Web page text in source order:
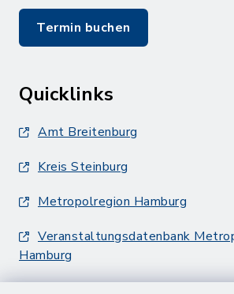
Termin buchen
Quicklinks
Amt Breitenburg
Kreis Steinburg
Metropolregion Hamburg
Veranstaltungsdatenbank
Hamburg